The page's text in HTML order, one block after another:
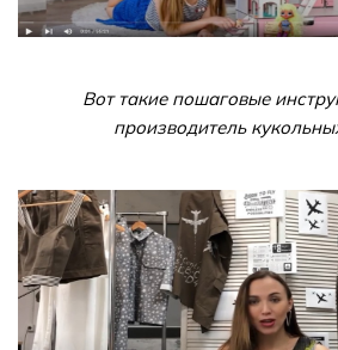
Вот такие пошаговые
производитель